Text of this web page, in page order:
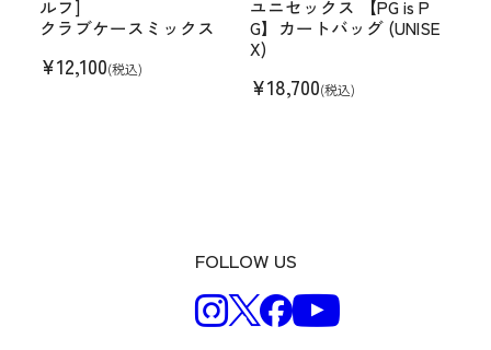
ルフ]
クラブケースミックス
¥12,100(税込)
ユニセックス 【PG is P
G】カートバッグ (UNISE
X)
¥18,700(税込)
FOLLOW US